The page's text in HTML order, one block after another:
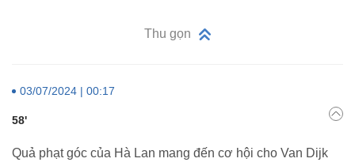
Thu gọn
03/07/2024 | 00:17
58'
Quả phạt góc của Hà Lan mang đến cơ hội cho Van Dijk